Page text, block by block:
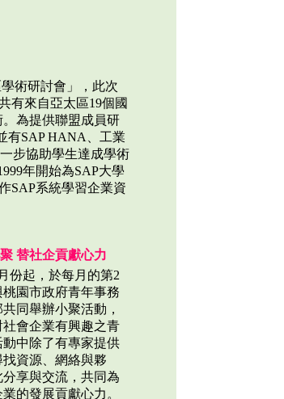
術研討會」，此次
有來自亞太區19個國
為提供聯盟成員研
有SAP HANA、工業
步協助學生達成學術
年開始為SAP大學
SAP系統學習企業資
替社企貢獻心力
份起，於每月的第2
園市政府青年事務
同舉辦小聚活動，
會企業有興趣之青
中除了有專家提供
資源、網絡與夥
享與交流，共同為
的發展貢獻心力。